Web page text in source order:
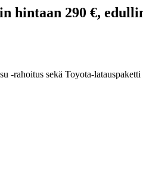
290 €,
rahoitus sekä Toyota-latauspaketti